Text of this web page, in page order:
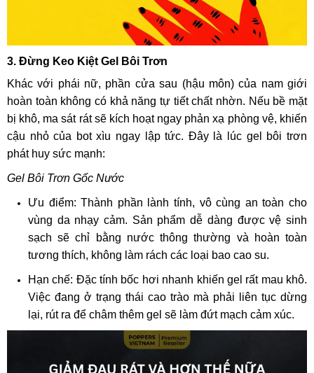
3. Đừng Keo Kiệt Gel Bôi Trơn
Khác với phái nữ, phần cửa sau (hậu môn) của nam giới
hoàn toàn không có khả năng tự tiết chất nhờn. Nếu bề mặt
bị khô, ma sát rát sẽ kích hoạt ngay phản xạ phòng vệ, khiến
cậu nhỏ của bot xìu ngay lập tức. Đây là lúc gel bôi trơn
phát huy sức mạnh:
Gel Bôi Trơn Gốc Nước
Ưu điểm: Thành phần lành tính, vô cùng an toàn cho
vùng da nhạy cảm. Sản phẩm dễ dàng được vệ sinh
sạch sẽ chỉ bằng nước thông thường và hoàn toàn
tương thích, không làm rách các loại bao cao su.
Hạn chế: Đặc tính bốc hơi nhanh khiến gel rất mau khô.
Việc đang ở trạng thái cao trào mà phải liên tục dừng
lại, rút ra để châm thêm gel sẽ làm đứt mạch cảm xúc.